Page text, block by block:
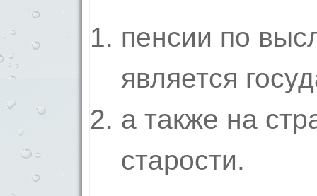
пенсии по
является
а также на
старости.